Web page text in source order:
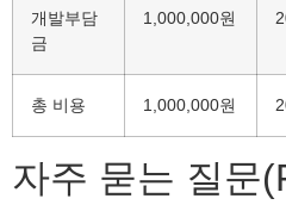
개발부담
금
1,000,000원
총 비용 1,000,000원
자주 묻는 질문